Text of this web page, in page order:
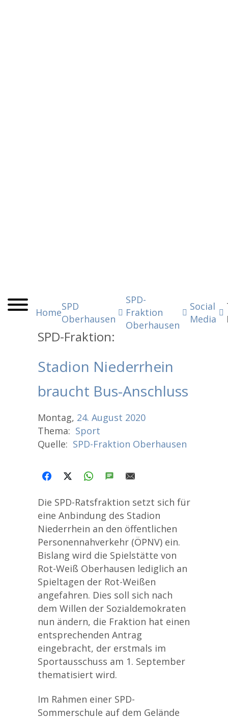
Home
SPD
Oberhausen
SPD-
Fraktion
Oberhausen
Social
Media
SPD-Fraktion:
Stadion Niederrhein
braucht Bus-Anschluss
Montag, 24. August 2020
Thema: Sport
Quelle: SPD-Fraktion Oberhausen
FACEBOOK WHATSAPP
SMS
Die SPD-Ratsfraktion setzt sich für
eine Anbindung des Stadion
Niederrhein an den öffentlichen
Personennahverkehr (ÖPNV) ein.
Bislang wird die Spielstätte von
Rot-Weiß Oberhausen lediglich an
Spieltagen der Rot-Weißen
angefahren. Dies soll sich nach
dem Willen der Sozialdemokraten
nun ändern, die Fraktion hat einen
entsprechenden Antrag
eingebracht, der erstmals im
Sportausschuss am 1. September
thematisiert wird.
Im Rahmen einer SPD-
Sommerschule auf dem Gelände